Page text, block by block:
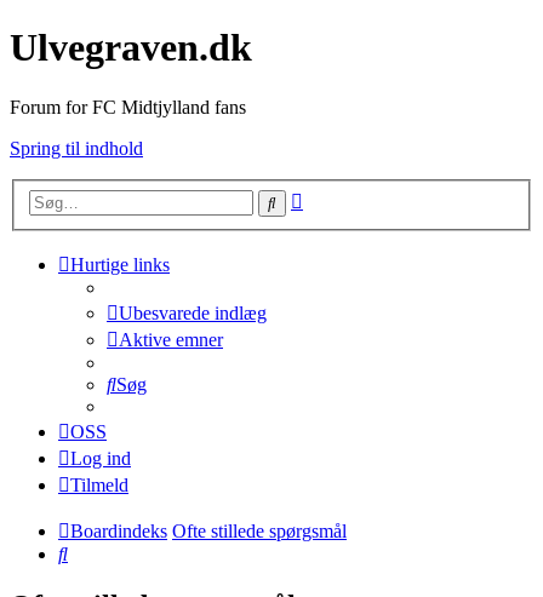
Ulvegraven.dk
Forum for FC Midtjylland fans
Spring til indhold
Søg
Hurtige links
Ubesvarede indlæg
Aktive emner
Søg
OSS
Log ind
Tilmeld
Boardindeks Ofte stillede spørgsmål
Søg